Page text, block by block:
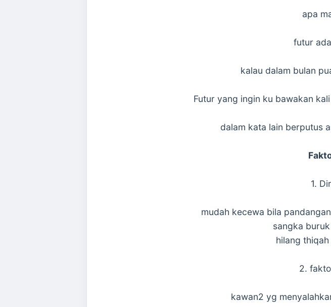
apa
futur
kalau dalam bulan
Futur yang ingin ku bawakan
dalam kata lain berputus
1.
mudah kecewa bila
sangka
hilang
2.
kawan2 yg